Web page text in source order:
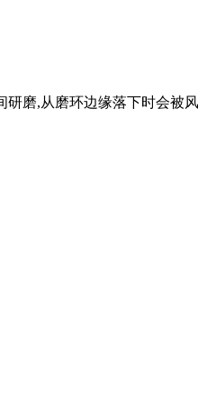
磨,从磨环边缘落下时会被